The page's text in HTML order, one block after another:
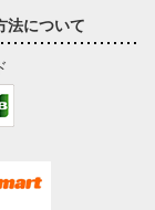
法について